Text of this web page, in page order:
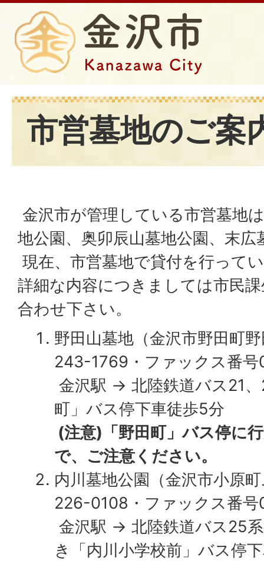
市営墓地のご案
金沢市が管理している市営墓地
地公園、奥卯辰山墓地公園、末
現在、市営墓地で貸付を行って
詳細な内容につきましては市民
合わせ下さい。
野田山墓地（金沢市野田町
243-1769・ファックス番
金沢駅 → 北陸鉄道バス21
町」バス停下車徒歩5分
(注意)「野田町」バス停に
で、ご注意ください。
内川墓地公園（金沢市小原
226-0108・ファックス番
金沢駅 → 北陸鉄道バス25
き「内川小学校前」バス停